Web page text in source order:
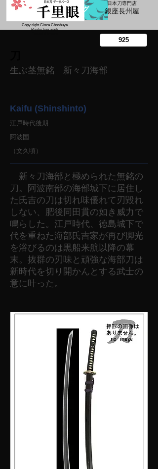
ブログ
日本刀専門店
​銀座長州屋
Copy right Ginza Choshuya
Production work
生ぶ茎無銘 新々刀海部
Kaifu (Shinshinto)
江戸時代後期
阿波国
（文久頃）
新々刀海部と極められた無銘の
刀。阿波南部の海部城下に居住し
た氏吉の刀は切れ味優れて刃毀れ
しない、肥後同田貫の如き威力で
鳴らした。江戸時代、徳島城下で
代を重ねた海部氏吉家が再び脚光
を浴びるのは黒船来航以降の幕
末。抜群の刃味と頑強な海部刀は
新時代を切り開かんとする武士の
意に叶った。